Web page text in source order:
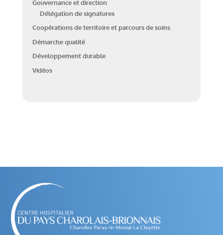
Gouvernance et direction
Délégation de signatures
Coopérations de territoire et parcours de soins
Démarche qualité
Développement durable
Vidéos